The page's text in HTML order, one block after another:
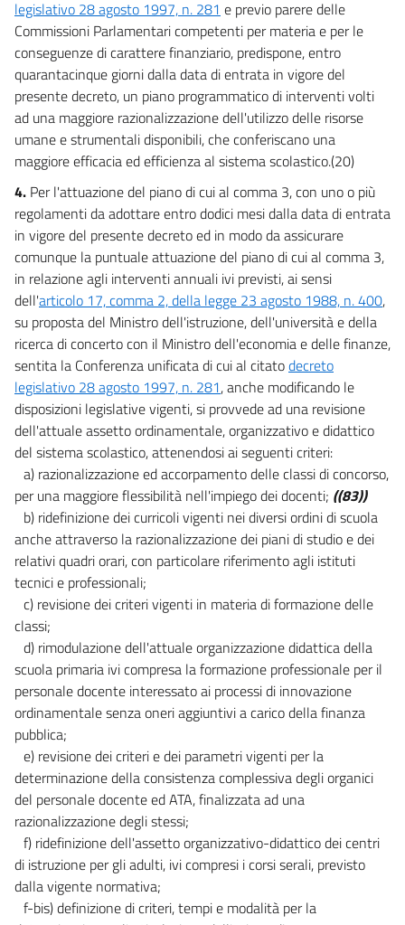
23 bis
Capo VII
Semplificazioni
24
25
26
27
28
29
30
31
32
33
34
35
36
37
38
39
40
41
42
43
44
45
Capo VIII
Piano industriale
della pubblica amministrazione
46
46 bis
47
48
49
Giustizia
legislativo 28 agosto 1997, n. 281 e previo parere delle
Commissioni Parlamentari competenti per materia e per le
conseguenze di carattere finanziario, predispone, entro
quarantacinque giorni dalla data di entrata in vigore del
presente decreto, un piano programmatico di interventi volti
ad una maggiore razionalizzazione dell'utilizzo delle risorse
umane e strumentali disponibili, che conferiscano una
maggiore efficacia ed efficienza al sistema scolastico.(20)
4. Per l'attuazione del piano di cui al comma 3, con uno o più
regolamenti da adottare entro dodici mesi dalla data di entrata
in vigore del presente decreto ed in modo da assicurare
comunque la puntuale attuazione del piano di cui al comma 3,
in relazione agli interventi annuali ivi previsti, ai sensi
dell'articolo 17, comma 2, della legge 23 agosto 1988, n. 400,
su proposta del Ministro dell'istruzione, dell'università e della
ricerca di concerto con il Ministro dell'economia e delle finanze,
sentita la Conferenza unificata di cui al citatodecreto
legislativo 28 agosto 1997, n. 281, anche modificando le
disposizioni legislative vigenti, si provvede ad una revisione
dell'attuale assetto ordinamentale, organizzativo e didattico
del sistema scolastico, attenendosi ai seguenti criteri:
a) razionalizzazione ed accorpamento delle classi di concorso,
per una maggiore flessibilità nell'impiego dei docenti; ((83))
b) ridefinizione dei curricoli vigenti nei diversi ordini di scuola
anche attraverso la razionalizzazione dei piani di studio e dei
relativi quadri orari, con particolare riferimento agli istituti
tecnici e professionali;
c) revisione dei criteri vigenti in materia di formazione delle
classi;
d) rimodulazione dell'attuale organizzazione didattica della
scuola primaria ivi compresa la formazione professionale per il
personale docente interessato ai processi di innovazione
ordinamentale senza oneri aggiuntivi a carico della finanza
pubblica;
e) revisione dei criteri e dei parametri vigenti per la
determinazione della consistenza complessiva degli organici
del personale docente ed ATA, finalizzata ad una
razionalizzazione degli stessi;
f) ridefinizione dell'assetto organizzativo-didattico dei centri
di istruzione per gli adulti, ivi compresi i corsi serali, previsto
dalla vigente normativa;
f-bis) definizione di criteri, tempi e modalità per la